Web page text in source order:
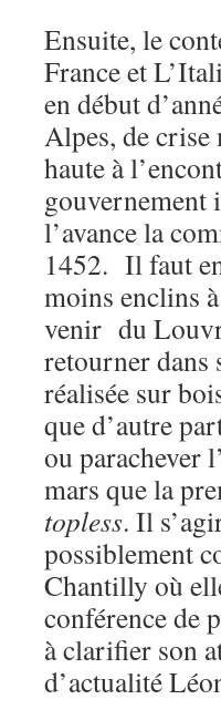
Ensuite, le
France et
en début
Alpes, de crise
haute à
gouvernement
l’avance la
1452. Il faut
moins enclins
venir du
retourner dans
réalisée sur
que d’autre
ou parachever
mars que la
topless. Il
possiblement
Chantilly où
conférence de
à clarifier son
d’actualité